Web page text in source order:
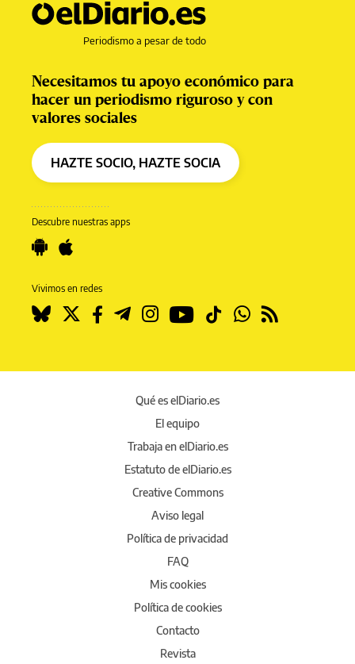
Periodismo a pesar de todo
Descubre nuestras apps
Vivimos en redes
Necesitamos tu apoyo económico para
hacer un periodismo riguroso y con
valores sociales
HAZTE SOCIO, HAZTE SOCIA
Qué es elDiario.es
El equipo
Trabaja en elDiario.es
Estatuto de elDiario.es
Creative Commons
Aviso legal
Política de privacidad
FAQ
Mis cookies
Política de cookies
Contacto
Revista